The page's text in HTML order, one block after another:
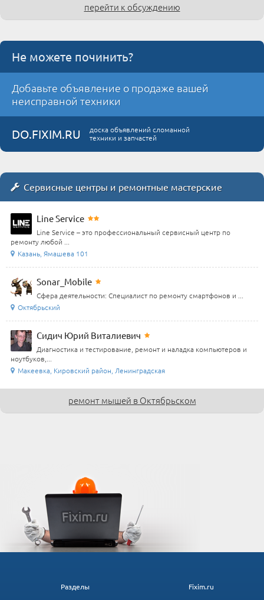
перейти к обсуждению
Не можете починить?
Добавьте объявление о продаже вашей
неисправной техники
DO.FIXIM.RU
доска объявлений сломанной
техники и запчастей
Сервисные центры и ремонтные мастерские
Line Service
Line Service – это профессиональный сервисный центр по
ремонту любой ...
Казань, Ямашева 101
Sonar_Mobile
Сфера деятельности: Специалист по ремонту смартфонов и ...
Октябрьский
Сидич Юрий Виталиевич
Диагностика и тестирование, ремонт и наладка компьютеров и
ноутбуков,...
Макеевка, Кировский район, Ленинградская
ремонт мышей в Октябрьском
Fixim.ru
Разделы